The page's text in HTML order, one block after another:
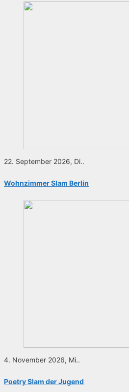
22. September 2026, Di..
Wohnzimmer Slam Berlin
4. November 2026, Mi..
Poetry Slam der Jugend